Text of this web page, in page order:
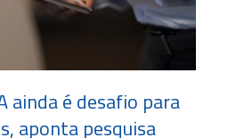
ainda é desafio para
aponta pesquisa